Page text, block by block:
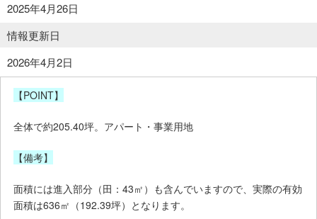
2025年4月26日
情報更新日
2026年4月2日
【POINT】
全体で約205.40坪。アパート・事業用地
【備考】
面積には進入部分（田：43㎡）も含んでいますので、実際の有効
面積は636㎡（192.39坪）となります。